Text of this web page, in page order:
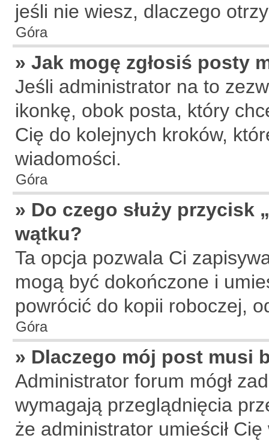
jeśli nie wiesz, dlaczego
Góra
» Jak mogę zgłosiś posty
Jeśli administrator na to
ikonkę, obok posta, który
Cię do kolejnych kroków,
wiadomości.
Góra
» Do czego służy przycisk
wątku?
Ta opcja pozwala Ci
mogą być dokończone i
powrócić do kopii roboczej,
Góra
» Dlaczego mój post musi
Administrator forum mógł
wymagają przeglądnięcia
że administrator umieścił